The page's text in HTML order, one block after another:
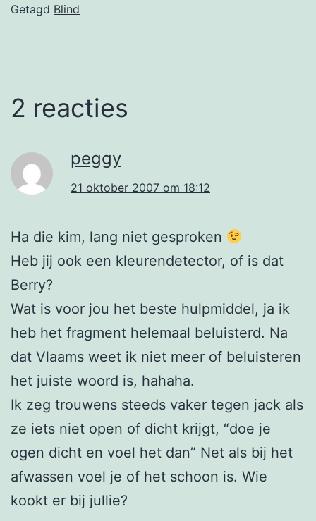
Getagd Blind
2 reacties
peggy
21 oktober 2007 om 18:12
Ha die kim, lang niet gesproken
Heb jij ook een kleurendetector, of is dat
Berry?
Wat is voor jou het beste hulpmiddel, ja ik
heb het fragment helemaal beluisterd. Na
dat Vlaams weet ik niet meer of beluisteren
het juiste woord is, hahaha.
Ik zeg trouwens steeds vaker tegen jack als
ze iets niet open of dicht krijgt, “doe je
ogen dicht en voel het dan” Net als bij het
afwassen voel je of het schoon is. Wie
kookt er bij jullie?